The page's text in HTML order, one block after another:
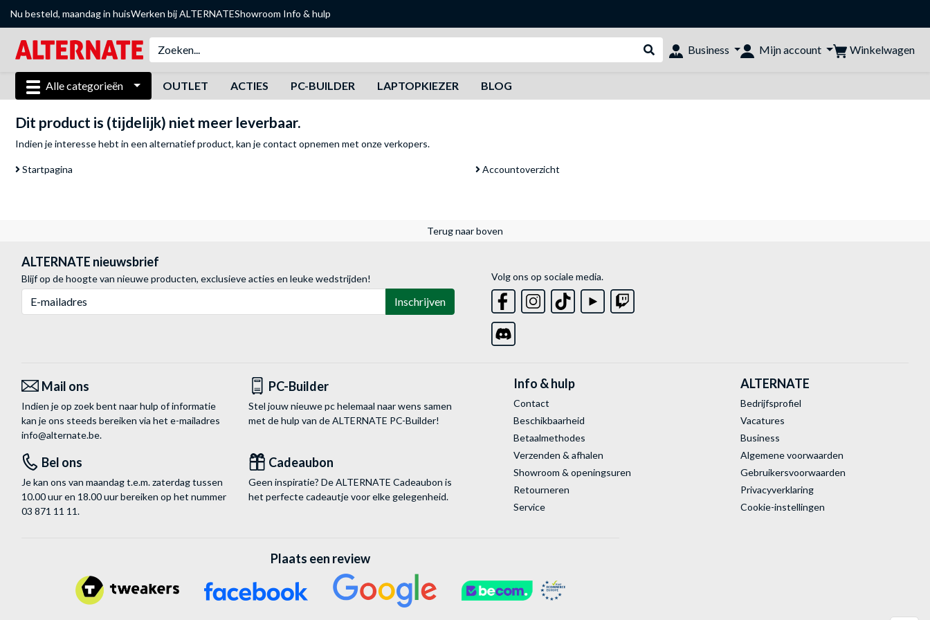
Nu besteld, maandag in huisWerken bij ALTERNATEShowroom Info & hulp
Webshop doorzoeken
Business Mijn account Winkelwagen
Alle categorieën OUTLET ACTIES PC-BUILDER LAPTOPKIEZER BLOG
Dit product is (tijdelijk) niet meer leverbaar.
Indien je interesse hebt in een alternatief product, kan jecontact opnemen met onze verkopers.
Startpagina Accountoverzicht
Terug naar boven
ALTERNATE nieuwsbrief
Blijf op de hoogte van nieuwe producten, exclusieve acties en leuke wedstrijden!
Inschrijven
Volg ons op sociale media.
Mail ons
Indien je op zoek bent naar hulp of informatie
kan je ons steeds bereiken via het e-mailadres
info@alternate.be.
PC-Builder
Stel jouw nieuwe pc helemaal naar wens samen
met de hulp van de ALTERNATE PC-Builder!
Bel ons
Je kan ons van maandag t.e.m. zaterdag tussen
10.00 uur en 18.00 uur bereiken op het nummer
03 871 11 11.
Cadeaubon
Geen inspiratie? De ALTERNATE Cadeaubon is
het perfecte cadeautje voor elke gelegenheid.
Info & hulp
Contact
Beschikbaarheid
Betaalmethodes
Verzenden & afhalen
Showroom & openingsuren
Retourneren
Service
ALTERNATE
Bedrijfsprofiel
Vacatures
Business
Algemene voorwaarden
Gebruikersvoorwaarden
Privacyverklaring
Cookie-instellingen
Plaats een review